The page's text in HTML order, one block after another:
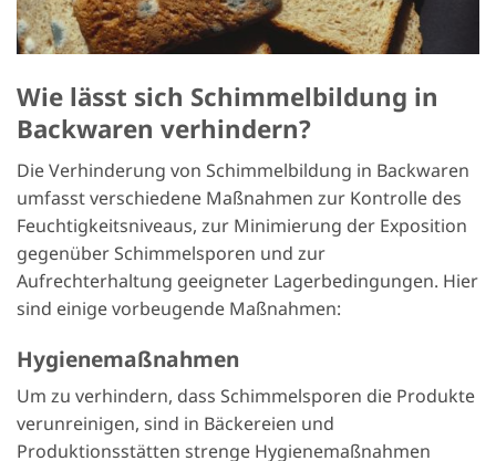
Wie lässt sich Schimmelbildung in
Backwaren verhindern?
Die Verhinderung von Schimmelbildung in Backwaren
umfasst verschiedene Maßnahmen zur Kontrolle des
Feuchtigkeitsniveaus, zur Minimierung der Exposition
gegenüber Schimmelsporen und zur
Aufrechterhaltung geeigneter Lagerbedingungen. Hier
sind einige vorbeugende Maßnahmen:
Hygienemaßnahmen
Um zu verhindern, dass Schimmelsporen die Produkte
verunreinigen, sind in Bäckereien und
Produktionsstätten strenge Hygienemaßnahmen